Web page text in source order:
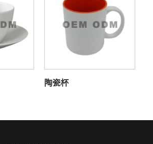
陶瓷杯